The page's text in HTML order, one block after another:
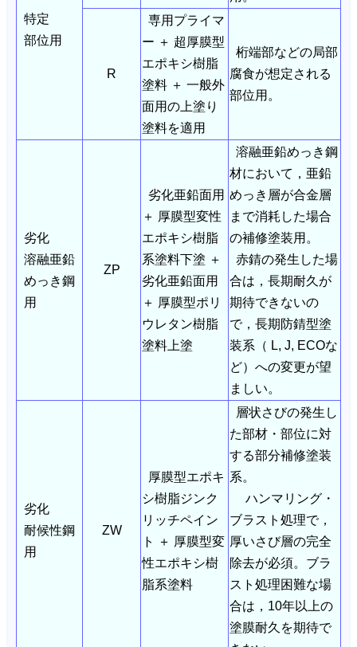
特定
部位用
R
専用プライマ
ー ＋ 超厚膜型
エポキシ樹脂
塗料 ＋ 一般外
面用の上塗り
塗料を適用
桁端部などの局部
腐食が想定される
部位用。
劣化
溶融亜鉛
めっき鋼
用
ZP
劣化亜鉛面用
＋ 厚膜型変性
エポキシ樹脂
系塗料下塗 ＋
劣化亜鉛面用
＋ 厚膜型ポリ
ウレタン樹脂
塗料上塗
溶融亜鉛めっき鋼
材において，亜鉛
めっき層が合金層
まで消耗した場合
の補修塗装用。
赤錆の発生した場
合は，長期耐久が
期待できないの
で，長期防錆型塗
装系（ L, J, ECOな
ど）への変更が望
ましい。
劣化
耐候性鋼
用
ZW
厚膜型エポキ
シ樹脂ジンク
リッチペイン
ト ＋ 厚膜型変
性エポキシ樹
脂系塗料
層状さびの発生し
た部材・部位に対
する部分補修塗装
系。
ハンマリング・
ブラスト処理で，
厚いさび層の完全
除去が必須。ブラ
スト処理困難な場
合は，10年以上の
塗膜耐久を期待で